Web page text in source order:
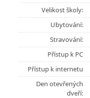
Velikost školy:
Ubytování:
Stravování:
Přístup k PC
Přístup k internetu
Den otevřených
dveří: